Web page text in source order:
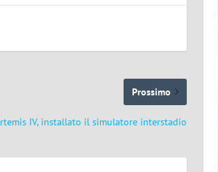
Prossimo
IV, installato il simulatore interstadio